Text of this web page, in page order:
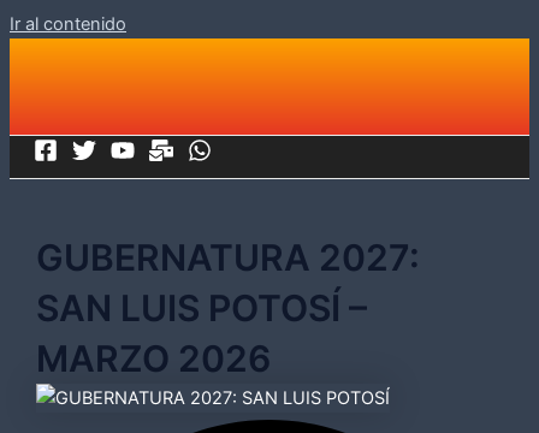
Ir al contenido
GUBERNATURA 2027:
SAN LUIS POTOSÍ –
MARZO 2026